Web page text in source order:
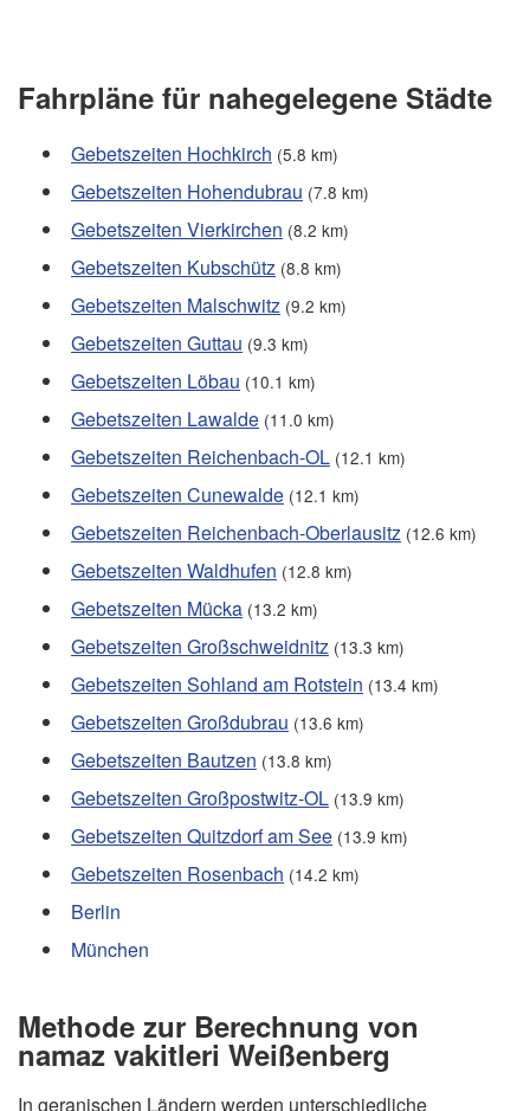
Fahrpläne für nahegelegene Städte
Gebetszeiten Hochkirch (5.8 km)
Gebetszeiten Hohendubrau (7.8 km)
Gebetszeiten Vierkirchen (8.2 km)
Gebetszeiten Kubschütz (8.8 km)
Gebetszeiten Malschwitz (9.2 km)
Gebetszeiten Guttau (9.3 km)
Gebetszeiten Löbau (10.1 km)
Gebetszeiten Lawalde (11.0 km)
Gebetszeiten Reichenbach-OL (12.1 km)
Gebetszeiten Cunewalde (12.1 km)
Gebetszeiten Reichenbach-Oberlausitz (12.6 km)
Gebetszeiten Waldhufen (12.8 km)
Gebetszeiten Mücka (13.2 km)
Gebetszeiten Großschweidnitz (13.3 km)
Gebetszeiten Sohland am Rotstein (13.4 km)
Gebetszeiten Großdubrau (13.6 km)
Gebetszeiten Bautzen (13.8 km)
Gebetszeiten Großpostwitz-OL (13.9 km)
Gebetszeiten Quitzdorf am See (13.9 km)
Gebetszeiten Rosenbach (14.2 km)
Berlin
München
Methode zur Berechnung von
namaz vakitleri Weißenberg
In geranischen Ländern werden unterschiedliche